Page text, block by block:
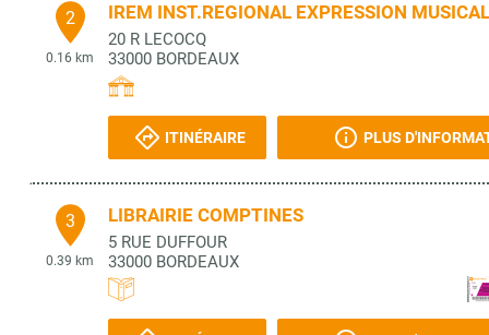
2
0.16 km
IREM INST.REGIONAL EXPRESSION
20 R LECOCQ
33000 BORDEAUX
ITINÉRAIRE PLUS
3
0.39 km
LIBRAIRIE COMPTINES
5 RUE DUFFOUR
33000 BORDEAUX